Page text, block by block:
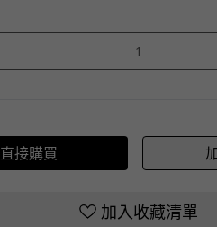
直接購買
加入收藏清單